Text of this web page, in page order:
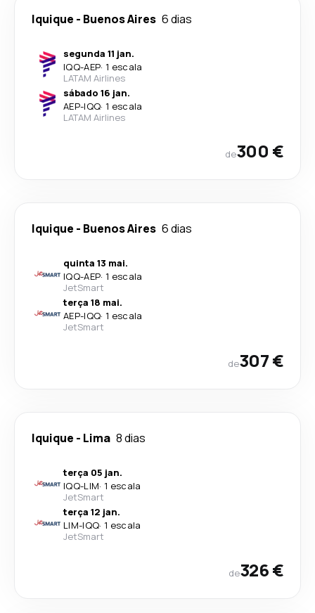
Iquique - Buenos Aires 6 dias
segunda 11 jan.
IQQ-AEP· 1 escala
LATAM Airlines
sábado 16 jan.
AEP-IQQ· 1 escala
LATAM Airlines
de300 €
Iquique - Buenos Aires 6 dias
quinta 13 mai.
IQQ-AEP· 1 escala
JetSmart
terça 18 mai.
AEP-IQQ· 1 escala
JetSmart
de307 €
Iquique - Lima 8 dias
terça 05 jan.
IQQ-LIM· 1 escala
JetSmart
terça 12 jan.
LIM-IQQ· 1 escala
JetSmart
de326 €